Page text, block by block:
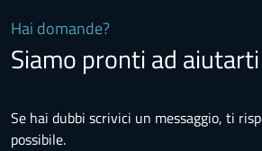
Hai domande?
Siamo pronti ad aiutarti
Se hai dubbi scrivici un messaggio, ti
possibile.